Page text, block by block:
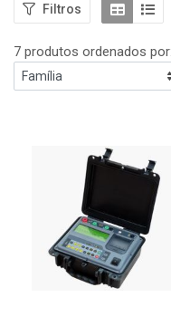
Filtros
7 produtos ordenados por: